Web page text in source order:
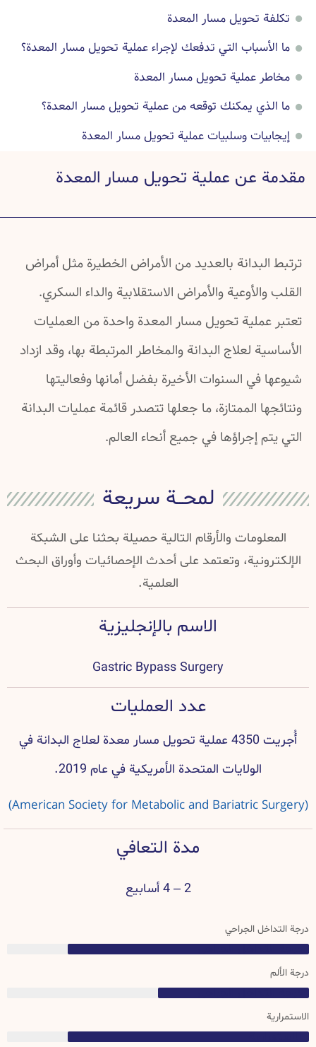
تكلفة تحويل مسار المعدة
ما الأسباب التي تدفعك لإجراء عملية تحويل مسار المعدة؟
مخاطر عملية تحويل مسار المعدة
ما الذي يمكنك توقعه من عملية تحويل مسار المعدة؟
إيجابيات وسلبيات عملية تحويل مسار المعدة
أسئلة شائعة عن تحويل مسار المعدة
خرافات شائعة عن عملية تحويل مسار المعدة
دراسات علمية عن عملية تحويل مسار المعدة
مقدمة عن عملية تحويل مسار المعدة
ترتبط البدانة بالعديد من الأمراض الخطيرة مثل أمراض
القلب والأوعية والأمراض الاستقلابية والداء السكري.
تعتبر عملية تحويل مسار المعدة واحدة من العمليات
الأساسية لعلاج البدانة والمخاطر المرتبطة بها، وقد ازداد
شيوعها في السنوات الأخيرة بفضل أمانها وفعاليتها
ونتائجها الممتازة، ما جعلها تتصدر قائمة عمليات البدانة
التي يتم إجراؤها في جميع أنحاء العالم.
لمحــة سريعة
المعلومات والأرقام التالية حصيلة بحثنا على الشبكة
الإلكترونية، وتعتمد على أحدث الإحصائيات وأوراق البحث
العلمية.
الاسم بالإنجليزية
Gastric Bypass Surgery
عدد العمليات
أُجريت 4350 عملية تحويل مسار معدة لعلاج البدانة في
الولايات المتحدة الأمريكية في عام 2019.
(American Society for Metabolic and Bariatric Surgery)
مدة التعافي
2 – 4 أسابيع
درجة التداخل الجراحي
درجة التداخل الجراحي
درجة الألم
درجة التداخل الجراحي
الاستمرارية
الاستمرارية